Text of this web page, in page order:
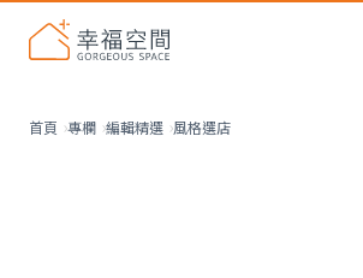
首頁 專欄 編輯精選 風格選店